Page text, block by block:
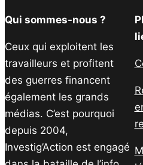
Qui sommes-nous ?
Ceux qui exploitent les
travailleurs et profitent
des guerres financent
également les grands
médias. C’est pourquoi
depuis 2004,
Investig’Action est engagé